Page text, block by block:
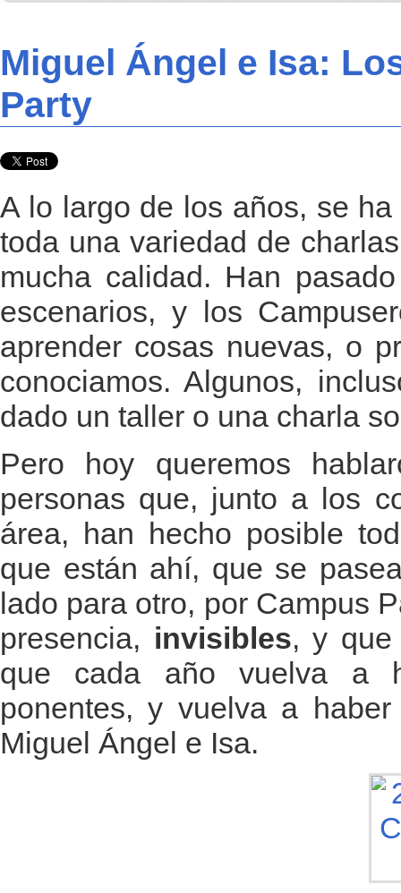
Miguel Ángel e Isa:
Party
A lo largo de los años, se
toda una variedad de
mucha calidad. Han
escenarios, y los
aprender cosas nuevas, o
conociamos. Algunos,
dado un taller o una charla
Pero hoy queremos
personas que, junto a los
área, han hecho posible
que están ahí, que se
lado para otro, por Campus
presencia, invisibles, y
que cada año vuelva a
ponentes, y vuelva a
Miguel Ángel e Isa.